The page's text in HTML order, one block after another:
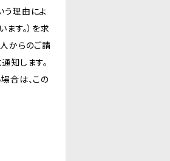
う理由によ
す。）を求
からのご請
知します。
合は、この